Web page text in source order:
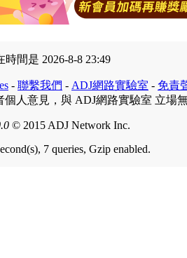
間是 2026-8-8 23:49
- 聯繫我們 - ADJ網路實驗室 - 免責
個人意見，與 ADJ網路實驗室 立場
© 2015 ADJ Network Inc.
7 queries, Gzip enabled.